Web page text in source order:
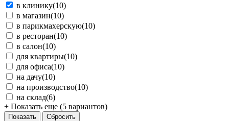
в клинику(10)
в магазин(10)
в парикмахерскую(10)
в ресторан(10)
в салон(10)
для квартиры(10)
для офиса(10)
на дачу(10)
на производство(10)
на склад(6)
+ Показать еще (5 вариантов)